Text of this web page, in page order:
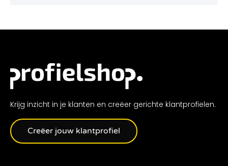
Krijg inzicht in je klanten en creëer gerichte klantprofielen.
Creëer jouw klantprofiel